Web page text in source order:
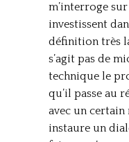
m’interroge
investissent
définition très
s’agit pas de
technique le
qu’il passe au
avec un certain
instaure un